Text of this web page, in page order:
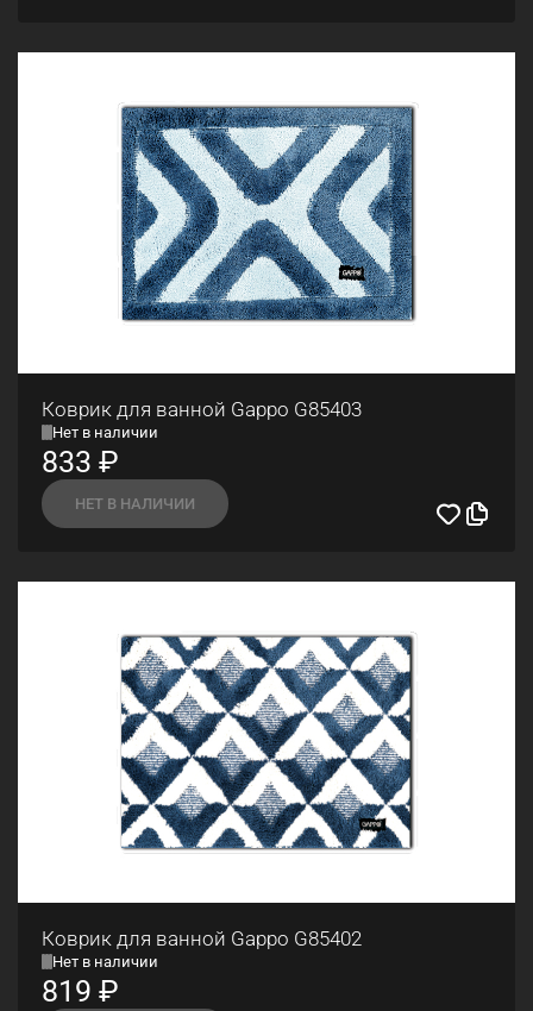
Коврик для ванной Gappo G85403
Нет в наличии
833 ₽
НЕТ В НАЛИЧИИ
Коврик для ванной Gappo G85402
Нет в наличии
819 ₽